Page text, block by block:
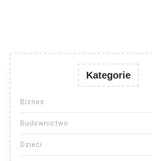
Kategorie
Biznes
Budownictwo
Dzieci